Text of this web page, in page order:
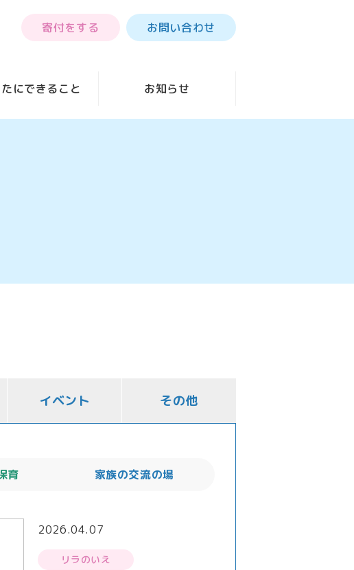
寄付をする お問い合わせ
にできること お知らせ
イベント その他
育 家族の交流の場
2026.04.07
リラのいえ